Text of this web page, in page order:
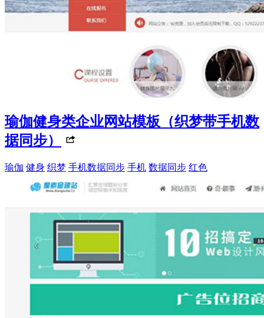
瑜伽健身类企业网站模板（织梦带手机数
据同步）
瑜伽 健身 织梦 手机数据同步 手机 数据同步 红色